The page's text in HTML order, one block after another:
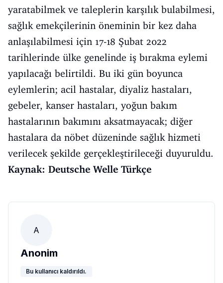
yaratabilmek ve taleplerin karşılık bulabilmesi,
sağlık emekçilerinin öneminin bir kez daha
anlaşılabilmesi için 17-18 Şubat 2022
tarihlerinde ülke genelinde iş bırakma eylemi
yapılacağı belirtildi. Bu iki gün boyunca
eylemlerin; acil hastalar, diyaliz hastaları,
gebeler, kanser hastaları, yoğun bakım
hastalarının bakımını aksatmayacak; diğer
hastalara da nöbet düzeninde sağlık hizmeti
verilecek şekilde gerçekleştirileceği duyuruldu.
Kaynak: Deutsche Welle Türkçe
A
Anonim
Bu kullanıcı kaldırıldı.